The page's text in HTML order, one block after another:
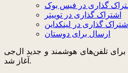
گذاری در فیس بوک
اشتراک گذاری در توییتر
اشتراک گذاری در لینکداین
ارسال برای دوستان
برای تلفن‌های هوشمند و جدید ال‌جی
آغاز شد.